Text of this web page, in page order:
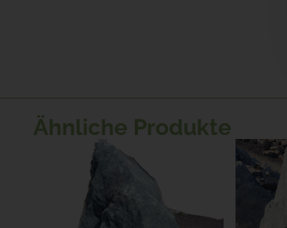
Ähnliche Produkte